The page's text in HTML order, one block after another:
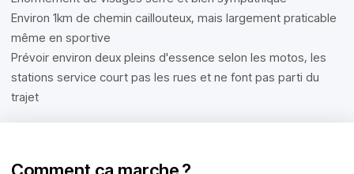
Environ 1km de chemin caillouteux, mais largement praticable
même en sportive
Prévoir environ deux pleins d'essence selon les motos, les
stations service court pas les rues et ne font pas parti du
trajet